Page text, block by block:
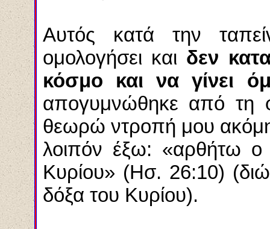
Αυτός κατά την
ομολογήσει και δεν
κόσμο και να γίνει
απογυμνώθηκε από τη
θεωρώ ντροπή μου
λοιπόν έξω: «αρθήτω ο
Κυρίου» (Ησ. 26:10)
δόξα του Κυρίου).